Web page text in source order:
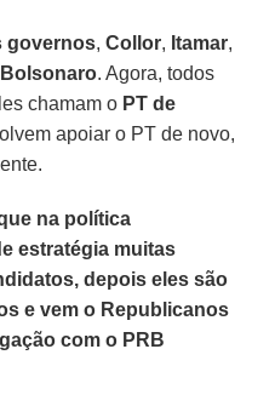
governos,Collor, Itamar,
Bolsonaro. Agora, todos
chamam o PT de
apoiar o PT de novo,
na política
estratégia muitas
depois eles são
e vem o Republicanos
com o PRB